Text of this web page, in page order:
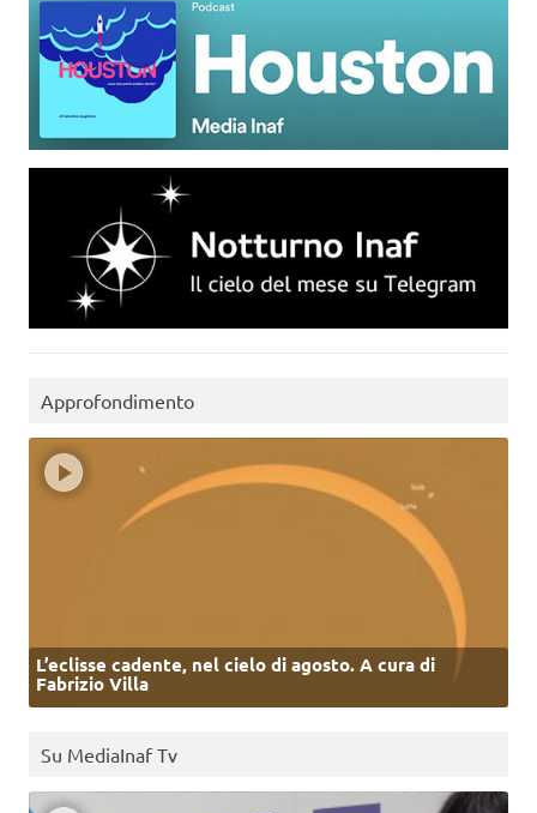
Approfondimento
L’eclisse cadente, nel cielo di agosto. A cura di
Fabrizio Villa
Su MediaInaf Tv